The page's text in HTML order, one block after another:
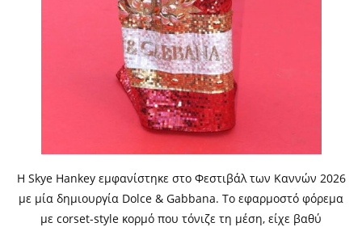
Η Skye Hankey εμφανίστηκε στο Φεστιβάλ των Καννών 2026
με μία δημιουργία Dolce & Gabbana. Το εφαρμοστό φόρεμα
με corset-style κορμό που τόνιζε τη μέση, είχε βαθύ